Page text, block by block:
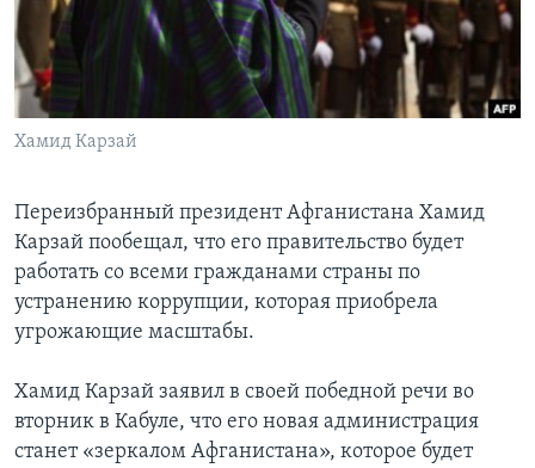
Learning English
СОЦИАЛЬНЫЕ СЕТИ
Языки
Хамид Карзай
Переизбранный президент Афганистана Хамид
Карзай пообещал, что его правительство будет
работать со всеми гражданами страны по
устранению коррупции, которая приобрела
угрожающие масштабы.
Хамид Карзай заявил в своей победной речи во
вторник в Кабуле, что его новая администрация
станет «зеркалом Афганистана», которое будет